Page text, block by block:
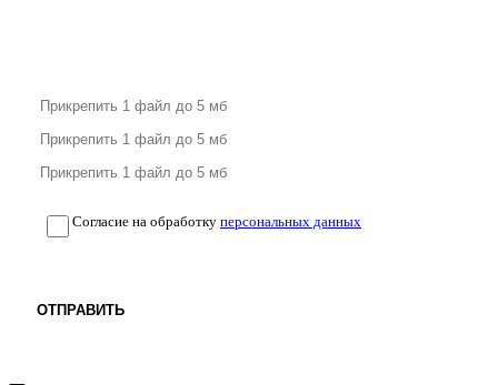
Согласие на обработку персональных данных
ОТПРАВИТЬ